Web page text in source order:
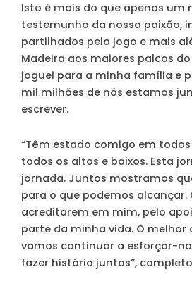
Isto é mais do que apenas um
testemunho da nossa paixão,
partilhados pelo jogo e mais
Madeira aos maiores palcos
joguei para a minha família e
mil milhões de nós estamos
escrever.
“Têm estado comigo em todos
todos os altos e baixos. Esta
jornada. Juntos mostramos
para o que podemos alcançar.
acreditarem em mim, pelo
parte da minha vida. O melhor
vamos continuar a esforçar-
fazer história juntos”,